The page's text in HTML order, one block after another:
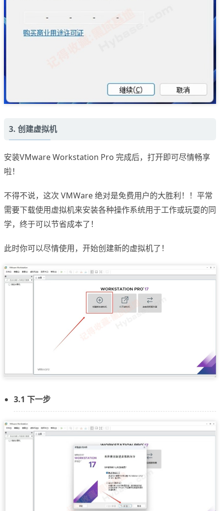
3. 创建虚拟机
安装VMware Workstation Pro 完成后，打开即可尽情畅享
啦！
不得不说，这次 VMWare 绝对是免费用户的大胜利！！平常
需要下载使用虚拟机来安装各种操作系统用于工作或玩耍的同
学，终于可以节省成本了！
此时你可以尽情使用，开始创建新的虚拟机了！
3.1 下一步